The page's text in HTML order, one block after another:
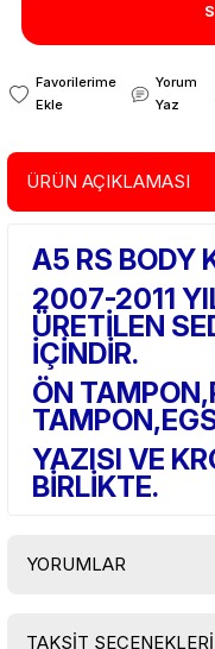
Yorum
Yaz
ÜRÜN AÇIKLAMASI
A5 RS BODY
2007-2011
ÜRETİLEN
İÇİNDİR.
ÖN
YAZISI VE
BİRLİKTE.
YORUMLAR
TAKSİT SEÇENEKLERİ